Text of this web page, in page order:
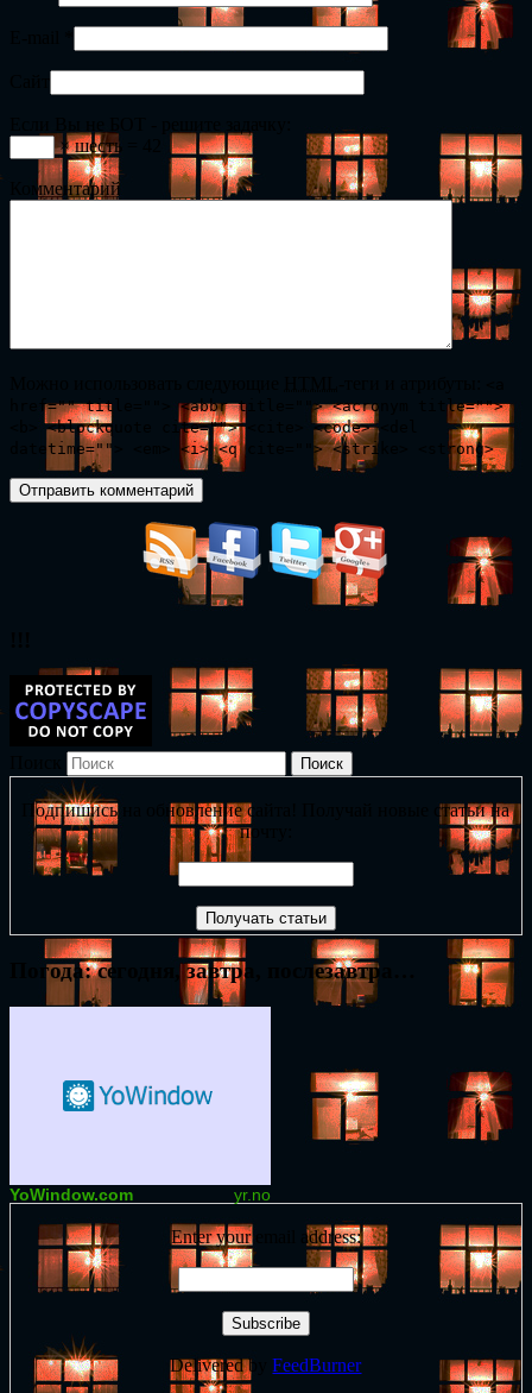
× шесть = 42
Комментарий
href="" title=""> <abbr title=""> <acronym title="">
<b> <blockquote cite=""> <cite> <code> <del
datetime=""> <em> <i> <q cite=""> <strike> <strong>
Подпишись на обновление сайта! Получай новые статьи на
почту:
Погода: сегодня, завтра, послезавтра…
YoWindow.com yr.no
Enter your email address:
Delivered byFeedBurner